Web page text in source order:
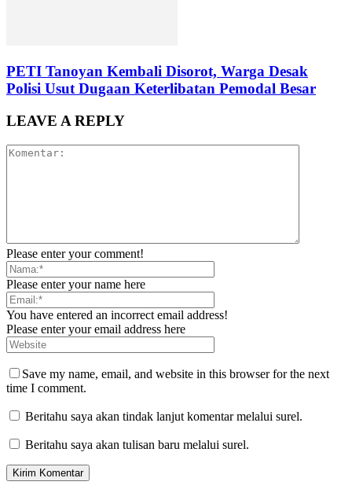
PETI Tanoyan Kembali Disorot, Warga Desak
Polisi Usut Dugaan Keterlibatan Pemodal Besar
LEAVE A REPLY
Please enter your comment!
Please enter your name here
You have entered an incorrect email address!
Please enter your email address here
Save my name, email, and website in this browser for the next
time I comment.
Beritahu saya akan tindak lanjut komentar melalui surel.
Beritahu saya akan tulisan baru melalui surel.